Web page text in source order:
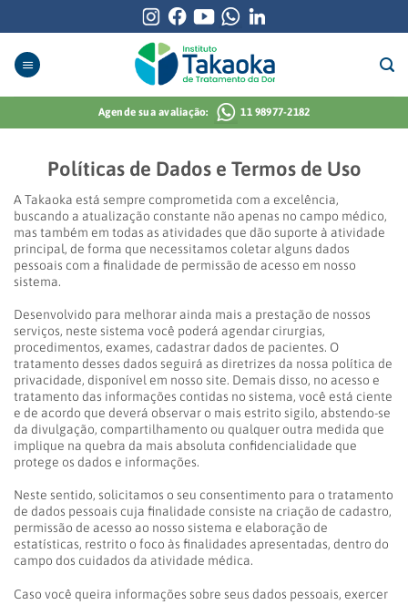
to
content
Agende sua avaliação: 11 98977-2182
Políticas de Dados e Termos de Uso
A Takaoka está sempre comprometida com a excelência,
buscando a atualização constante não apenas no campo médico,
mas também em todas as atividades que dão suporte à atividade
principal, de forma que necessitamos coletar alguns dados
pessoais com a finalidade de permissão de acesso em nosso
sistema.
Desenvolvido para melhorar ainda mais a prestação de nossos
serviços, neste sistema você poderá agendar cirurgias,
procedimentos, exames, cadastrar dados de pacientes. O
tratamento desses dados seguirá as diretrizes da nossa política de
privacidade, disponível em nosso site. Demais disso, no acesso e
tratamento das informações contidas no sistema, você está ciente
e de acordo que deverá observar o mais estrito sigilo, abstendo-se
da divulgação, compartilhamento ou qualquer outra medida que
implique na quebra da mais absoluta confidencialidade que
protege os dados e informações.
Neste sentido, solicitamos o seu consentimento para o tratamento
de dados pessoais cuja finalidade consiste na criação de cadastro,
permissão de acesso ao nosso sistema e elaboração de
estatísticas, restrito o foco às finalidades apresentadas, dentro do
campo dos cuidados da atividade médica.
Caso você queira informações sobre seus dados pessoais, exercer